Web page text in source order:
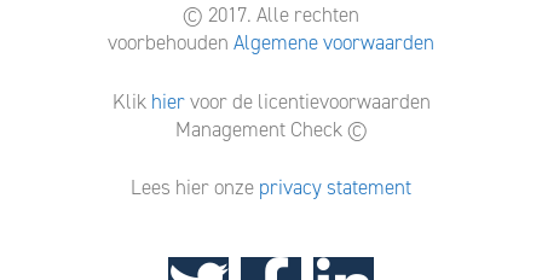
© 2017. Alle rechten
voorbehouden Algemene voorwaarden
Klik hiervoor de licentievoorwaarden
Management Check ©
Lees hier onze privacy statement